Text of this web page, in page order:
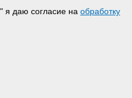
я даю согласие на обработку